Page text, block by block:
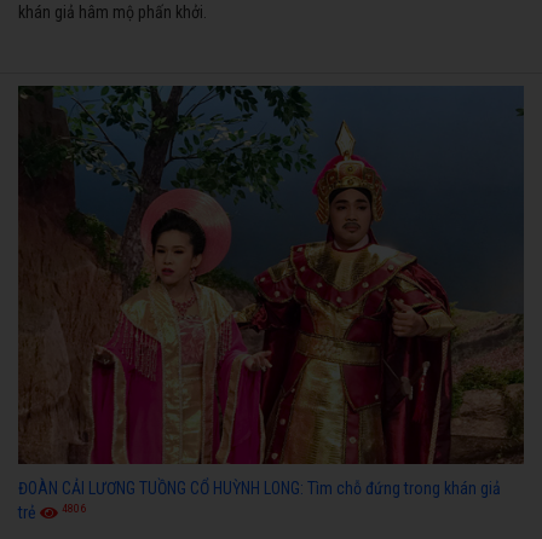
khán giả hâm mộ phấn khởi.
ĐOÀN CẢI LƯƠNG TUỒNG CỔ HUỲNH LONG: Tìm chỗ đứng trong khán giả
trẻ
4806